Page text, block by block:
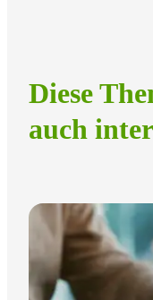
Diese
auch